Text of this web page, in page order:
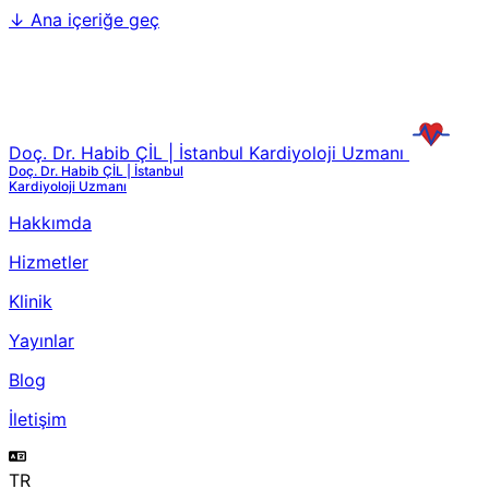
↓ Ana içeriğe geç
Doç. Dr. Habib ÇİL | İstanbul Kardiyoloji Uzmanı
Doç. Dr. Habib ÇİL | İstanbul
Kardiyoloji Uzmanı
Hakkımda
Hizmetler
Klinik
Yayınlar
Blog
İletişim
TR